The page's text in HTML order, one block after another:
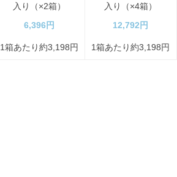
入り（×2箱）
6,396円
1箱あたり約3,198円
入り（×4箱）
12,792円
1箱あたり約3,198円